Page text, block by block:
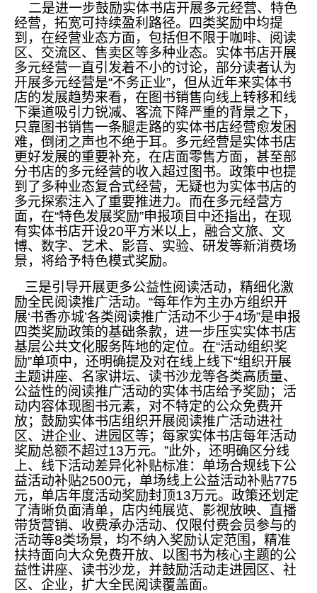
二是进一步鼓励实体书店开展多元经营、特色
经营，拓宽可持续盈利路径。四类奖励中均提
到，在经营业态方面，包括但不限于咖啡、阅读
区、交流区、售卖区等多种业态。实体书店开展
多元经营一直引发着不小的讨论，部分读者认为
开展多元经营是“不务正业”，但从近年来实体书
店的发展趋势来看，在图书销售向线上转移和线
下渠道吸引力锐减、客流下降严重的背景之下，
只靠图书销售一条腿走路的实体书店经营愈发困
难，倒闭之声也不绝于耳。多元经营是实体书店
更好发展的重要补充，在店面零售方面，甚至部
分书店的多元经营的收入超过图书。政策中也提
到了多种业态复合式经营，无疑也为实体书店的
多元探索注入了重要推进力。而在多元经营方
面，在“特色发展奖励”申报项目中还指出，在现
有实体书店开设20平方米以上，融合文旅、文
博、数字、艺术、影音、实验、研发等新消费场
景，将给予特色模式奖励。
三是引导开展更多公益性阅读活动，精细化激
励全民阅读推广活动。“每年作为主办方组织开
展‘书香亦城’各类阅读推广活动不少于4场”是申报
四类奖励政策的基础条款，进一步压实实体书店
基层公共文化服务阵地的定位。在“活动组织奖
励”单项中，还明确提及对在线上线下“组织开展
主题讲座、名家讲坛、读书沙龙等各类高质量、
公益性的阅读推广活动的实体书店给予奖励；活
动内容体现图书元素，对不特定的公众免费开
放；鼓励实体书店组织开展阅读推广活动进社
区、进企业、进园区等；每家实体书店每年活动
奖励总额不超过13万元。”此外，还明确区分线
上、线下活动差异化补贴标准：单场合规线下公
益活动补贴2500元，单场线上公益活动补贴775
元，单店年度活动奖励封顶13万元。政策还划定
了清晰负面清单，店内纯展览、影视放映、直播
带货营销、收费承办活动、仅限付费会员参与的
活动等8类场景，均不纳入奖励认定范围，精准
扶持面向大众免费开放、以图书为核心主题的公
益性讲座、读书沙龙，并鼓励活动走进园区、社
区、企业，扩大全民阅读覆盖面。